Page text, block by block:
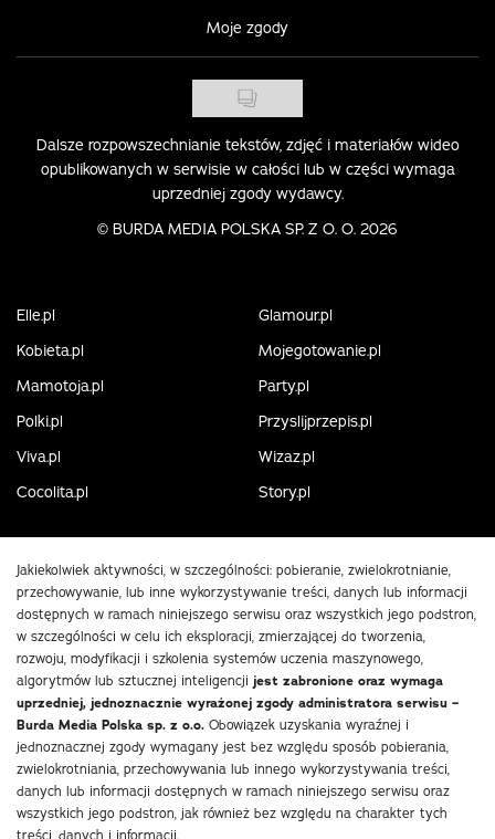
Moje zgody
Dalsze rozpowszechnianie tekstów, zdjęć i materiałów wideo
opublikowanych w serwisie w całości lub w części wymaga
uprzedniej zgody wydawcy.
© BURDA MEDIA POLSKA SP. Z O. O. 2026
Elle.pl
Glamour.pl
Kobieta.pl
Mojegotowanie.pl
Mamotoja.pl
Party.pl
Polki.pl
Przyslijprzepis.pl
Viva.pl
Wizaz.pl
Cocolita.pl
Story.pl
Jakiekolwiek aktywności, w szczególności: pobieranie, zwielokrotnianie,
przechowywanie, lub inne wykorzystywanie treści, danych lub informacji
dostępnych w ramach niniejszego serwisu oraz wszystkich jego podstron,
w szczególności w celu ich eksploracji, zmierzającej do tworzenia,
rozwoju, modyfikacji i szkolenia systemów uczenia maszynowego,
algorytmów lub sztucznej inteligencji jest zabronione oraz wymaga
uprzedniej, jednoznacznie wyrażonej zgody administratora serwisu –
Burda Media Polska sp. z o.o. Obowiązek uzyskania wyraźnej i
jednoznacznej zgody wymagany jest bez względu sposób pobierania,
zwielokrotniania, przechowywania lub innego wykorzystywania treści,
danych lub informacji dostępnych w ramach niniejszego serwisu oraz
wszystkich jego podstron, jak również bez względu na charakter tych
treści, danych i informacji.